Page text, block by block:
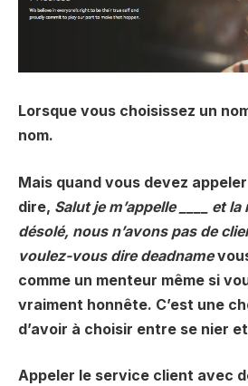
Lorsque vous choisissez un
nom.
Mais quand vous devez
dire, Salut je m’appelle ____
et la
désolé, nous n’avons pas de
voulez-vous dire deadname
comme un menteur même si
vraiment honnête. C’est une
d’avoir à choisir entre se nier
Appeler le service client avec